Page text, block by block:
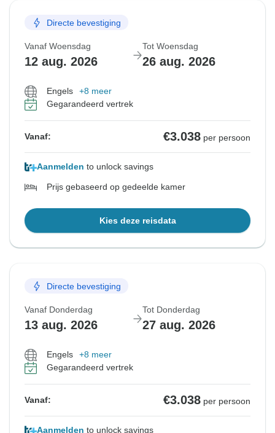
Directe bevestiging
Vanaf Woensdag
12 aug. 2026
Tot Woensdag
26 aug. 2026
Engels
+8 meer
Gegarandeerd vertrek
Vanaf: €3.038 per persoon
Aanmelden to unlock savings
Prijs gebaseerd op gedeelde kamer
Kies deze reisdata
Directe bevestiging
Vanaf Donderdag
13 aug. 2026
Tot Donderdag
27 aug. 2026
Engels
+8 meer
Gegarandeerd vertrek
Vanaf: €3.038 per persoon
Aanmelden to unlock savings